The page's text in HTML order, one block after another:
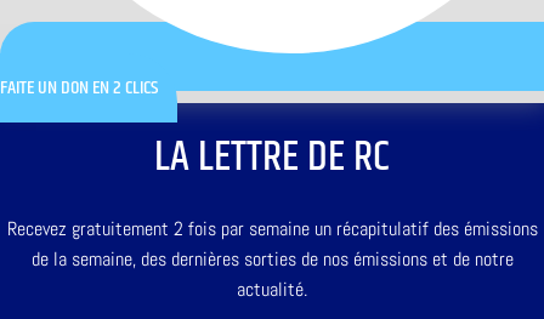
FAITE UN DON EN 2 CLICS
LA LETTRE DE RC
Recevez gratuitement 2 fois par semaine un récapitulatif des émissions
de la semaine, des dernières sorties de nos émissions et de notre
actualité.